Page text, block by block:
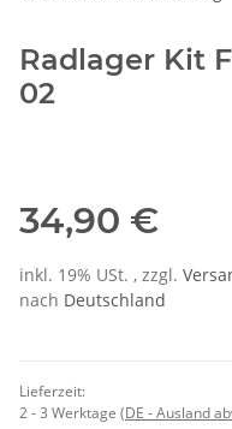
Radlager Kit
02
34,90 €
inkl. 19% USt. , zzgl.
nach Deutschland
Lieferzeit:
2 - 3 Werktage (DE - Ausland